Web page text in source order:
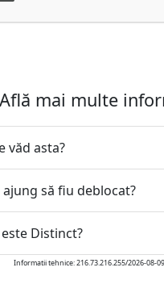
Află mai multe
văd asta?
ajung să fiu deblocat?
Distinct?
Informatii tehnice: 216.73.216.255/2026-08-